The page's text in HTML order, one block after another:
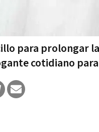
para prolongar
cotidiano